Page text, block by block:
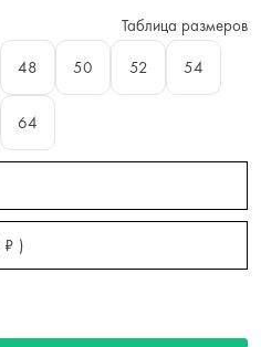
Таблица размеров
48 50 52 54
64
₽ )